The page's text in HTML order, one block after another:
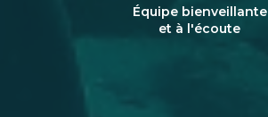
Équipe bienveillante
et à l'écoute